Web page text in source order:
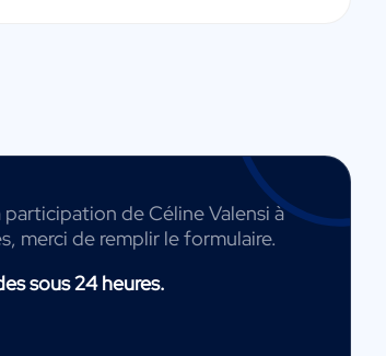
de Céline Valensi à
merci de remplir le formulaire.
sous 24 heures.